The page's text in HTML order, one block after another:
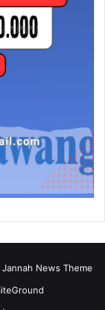
Jannah News Theme